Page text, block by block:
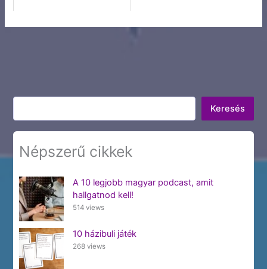
Keresés
Keresés
Népszerű cikkek
A 10 legjobb magyar podcast, amit
hallgatnod kell!
514 views
10 házibuli játék
268 views